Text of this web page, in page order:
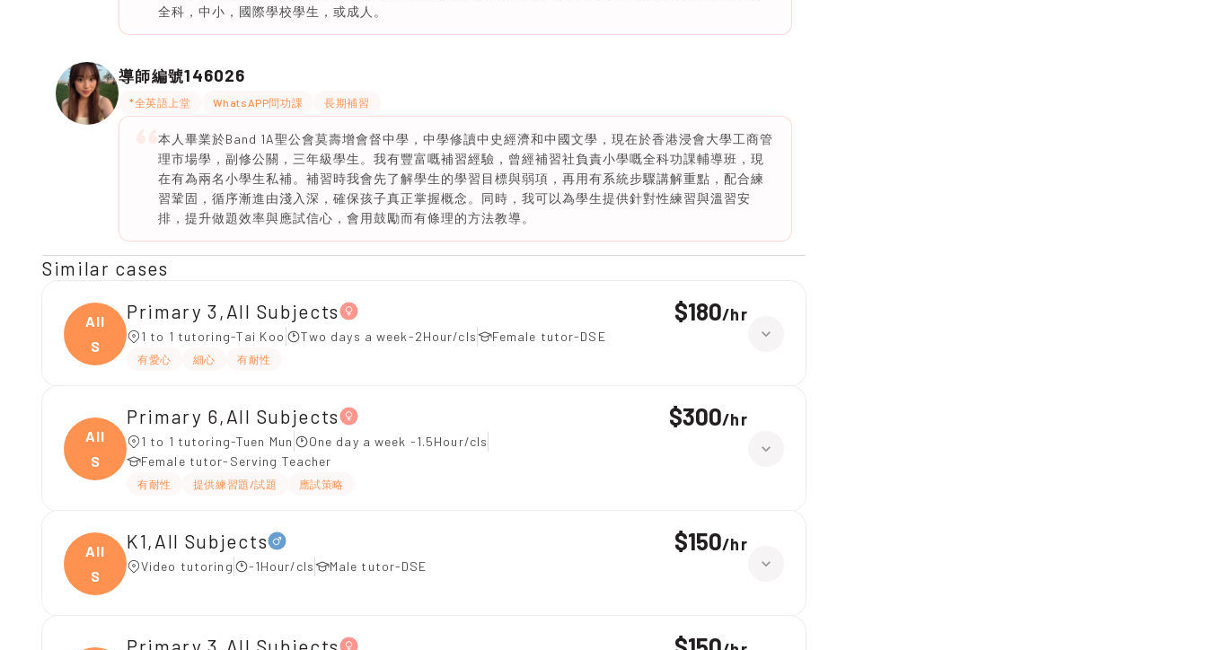
全科，中小，國際學校學生，或成人。
導師編號146026
*全英語上堂 WhatsAPP問功課 長期補習
本人畢業於Band 1A聖公會莫壽增會督中學，中學修讀中史經濟和中國文學，現在於香港浸會大學工商管
理市場學，副修公關，三年級學生。我有豐富嘅補習經驗，曾經補習社負責小學嘅全科功課輔導班，現
在有為兩名小學生私補。補習時我會先了解學生的學習目標與弱項，再用有系統步驟講解重點，配合練
習鞏固，循序漸進由淺入深，確保孩子真正掌握概念。同時，我可以為學生提供針對性練習與溫習安
排，提升做題效率與應試信心，會用鼓勵而有條理的方法教導。
Similar cases
All
S
Primary 3,All Subjects
1 to 1 tutoring-Tai Koo Two days a week-2Hour/cls Female tutor-DSE
有愛心 細心 有耐性
$180/hr
All
S
Primary 6,All Subjects
1 to 1 tutoring-Tuen Mun
One day a week -1.5Hour/cls
Female tutor-Serving Teacher
有耐性 提供練習題/試題 應試策略
$300/hr
All
S
K1,All Subjects
Video tutoring -1Hour/cls Male tutor-DSE
$150/hr
Primary 3,All Subjects